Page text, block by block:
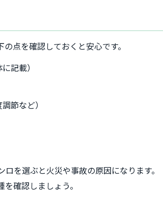
点を確認しておくと安心です。
記載）
節など）
を選ぶと火災や事故の原因になります。
確認しましょう。